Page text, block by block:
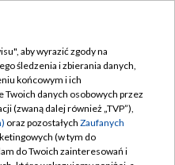
TVP
TVP
TVP
aby wyrazić zgody na
śledzenia i zbierania danych,
końcowym i ich
danych osobowych przez
(zwaną dalej również „TVP”),
oraz pozostałych Zaufanych
(w tym do
do Twoich zainteresowań i